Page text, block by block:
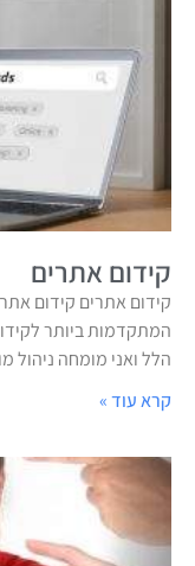
קידום אתרים
קידום אתרים קידום
המתקדמות ביותר
הלל ואני מומחה ניהול
קרא עוד »